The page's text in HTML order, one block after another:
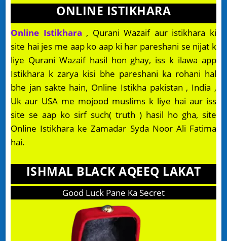
ONLINE ISTIKHARA
Online Istikhara , Qurani Wazaif aur istikhara ki
site hai jes me aap ko aap ki har pareshani se nijat k
liye Qurani Wazaif hasil hon ghay, iss k ilawa app
Istikhara k zarya kisi bhe pareshani ka rohani hal
bhe jan sakte hain, Online Istikha pakistan , India ,
Uk aur USA me mojood muslims k liye hai aur iss
site se aap ko sirf such( truth ) hasil ho gha, site
Online Istikhara ke Zamadar Syda Noor Ali Fatima
hai.
ISHMAL BLACK AQEEQ LAKAT
Good Luck Pane Ka Secret